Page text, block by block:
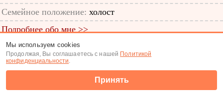
Семейное положение: холост
Подробнее обо мне >>
ID анкеты: 48434393
Знакомства|Поиск анкет
Мы используем cookies
Продолжая, Вы соглашаетесь с нашей Политикой
конфиденциальности.
Принять